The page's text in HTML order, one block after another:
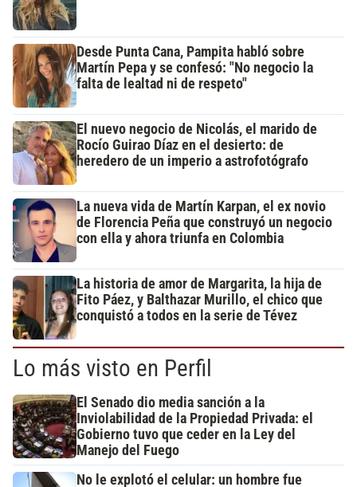
Desde Punta Cana, Pampita habló sobre
Martín Pepa y se confesó: "No negocio la
falta de lealtad ni de respeto"
El nuevo negocio de Nicolás, el marido de
Rocío Guirao Díaz en el desierto: de
heredero de un imperio a astrofotógrafo
La nueva vida de Martín Karpan, el ex novio
de Florencia Peña que construyó un negocio
con ella y ahora triunfa en Colombia
La historia de amor de Margarita, la hija de
Fito Páez, y Balthazar Murillo, el chico que
conquistó a todos en la serie de Tévez
Lo más visto en Perfil
El Senado dio media sanción a la
Inviolabilidad de la Propiedad Privada: el
Gobierno tuvo que ceder en la Ley del
Manejo del Fuego
No le explotó el celular: un hombre fue